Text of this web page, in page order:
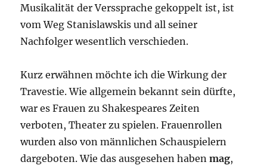
Musikalität der Verssprache gekoppelt ist, ist
vom Weg Stanislawskis und all seiner
Nachfolger wesentlich verschieden.
Kurz erwähnen möchte ich die Wirkung der
Travestie. Wie allgemein bekannt sein dürfte,
war es Frauen zu Shakespeares Zeiten
verboten, Theater zu spielen. Frauenrollen
wurden also von männlichen Schauspielern
dargeboten. Wie das ausgesehen habenmag,